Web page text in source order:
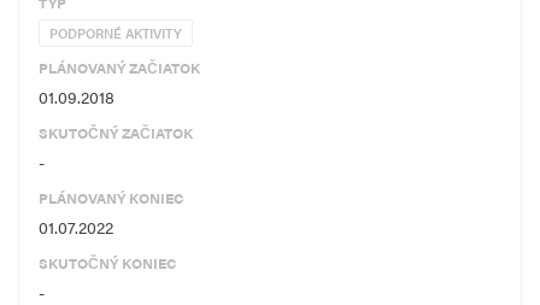
PODPORNÉ AKTIVITY
PLÁNOVANÝ ZAČIATOK
01.09.2018
SKUTOČNÝ ZAČIATOK
-
PLÁNOVANÝ KONIEC
01.07.2022
SKUTOČNÝ KONIEC
-